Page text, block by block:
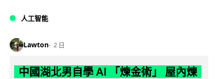
人工智能
Lawton 2 日
中國湖北男自學 AI 「煉金術」 屋內煉